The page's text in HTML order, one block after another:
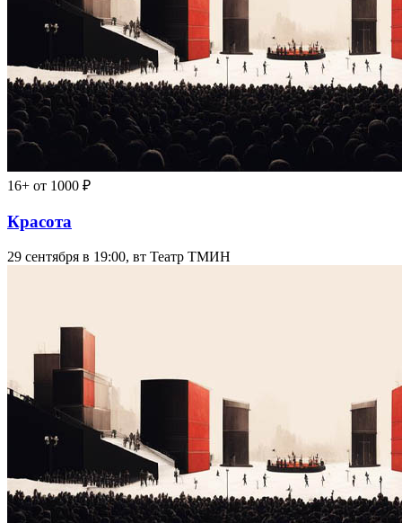
16+ от 1000 ₽
Красота
29 сентября в 19:00, вт Театр ТМИН